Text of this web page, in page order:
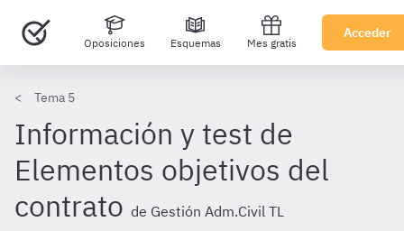
Oposiciones Esquemas Mes gratis
Acceder
Tema 5
Información y test de
Elementos objetivos del
contrato de Gestión Adm.Civil TL